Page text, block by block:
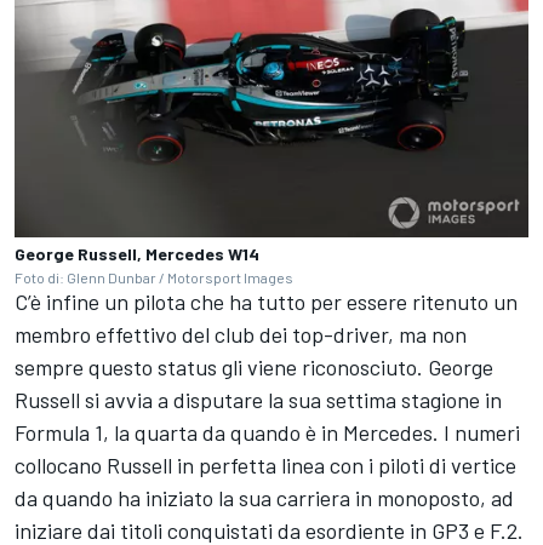
George Russell, Mercedes W14
Foto di: Glenn Dunbar / Motorsport Images
C’è infine un pilota che ha tutto per essere ritenuto un
membro effettivo del club dei top-driver, ma non
sempre questo status gli viene riconosciuto. George
Russell si avvia a disputare la sua settima stagione in
Formula 1, la quarta da quando è in Mercedes. I numeri
collocano Russell in perfetta linea con i piloti di vertice
da quando ha iniziato la sua carriera in monoposto, ad
iniziare dai titoli conquistati da esordiente in GP3 e F.2.